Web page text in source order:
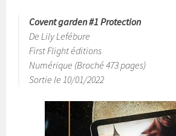
Covent garden #1 Protection
De Lily Lefébure
First Flight éditions
Numérique (Broché 473 pages)
Sortie le 10/01/2022